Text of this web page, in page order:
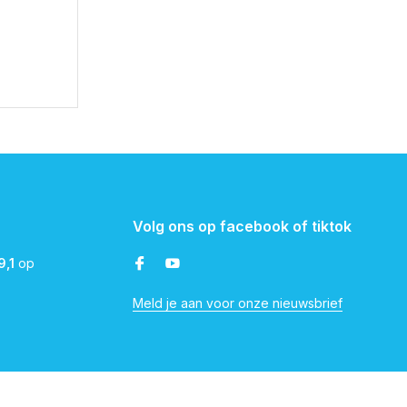
op
Volg ons op facebook of tiktok
Meld je aan voor onze nieuwsbrief